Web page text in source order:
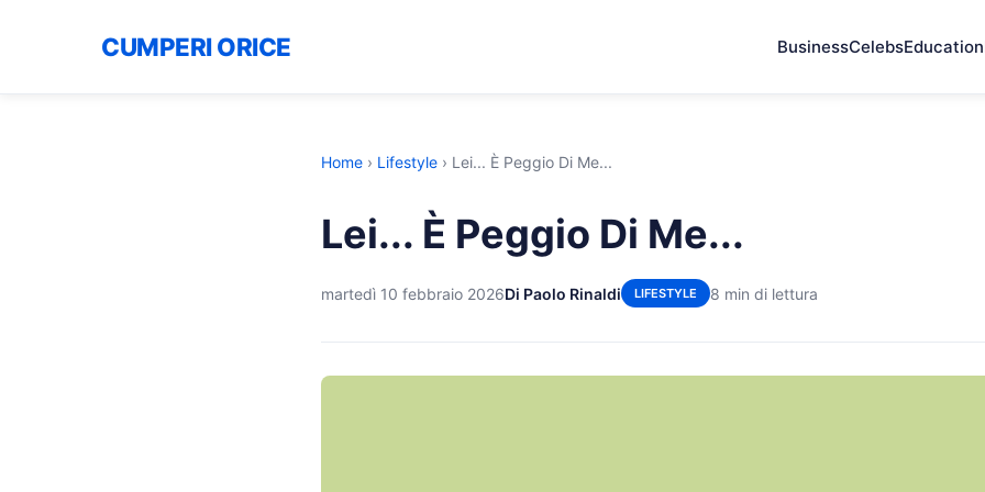
CUMPERI ORICE BusinessCelebsEducation
Home › Lifestyle › Lei... È Peggio Di Me...
Lei... È Peggio Di Me...
martedì 10 febbraio 2026Di Paolo Rinaldi LIFESTYLE 8 min di lettura